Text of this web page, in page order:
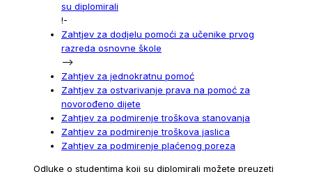
su diplomirali
!-
Zahtjev za dodjelu pomoći za učenike prvog
razreda osnovne škole
-->
Zahtjev za jednokratnu pomoć
Zahtjev za ostvarivanje prava na pomoć za
novorođeno dijete
Zahtjev za podmirenje troškova stanovanja
Zahtjev za podmirenje troškova jaslica
Zahtjev za podmirenje plaćenog poreza
Odluke o studentima koji su diplomirali možete preuzeti